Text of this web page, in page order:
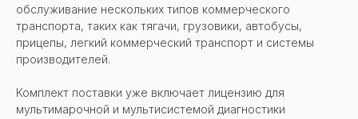
обслуживание нескольких типов коммерческого
транспорта, таких как тягачи, грузовики, автобусы,
прицепы, легкий коммерческий транспорт и системы
производителей.
Комплект поставки уже включает лицензию для
мультимарочной и мультисистемой диагностики